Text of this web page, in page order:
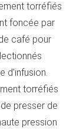
torréfiés
foncée par
café pour
d'infusion.
torréfiés
presser de
pression